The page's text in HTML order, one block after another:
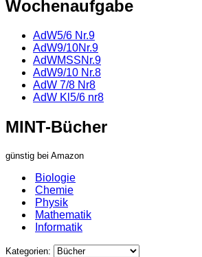
Wochenaufgabe
AdW5/6 Nr.9
AdW9/10Nr.9
AdWMSSNr.9
AdW9/10 Nr.8
AdW 7/8 Nr8
AdW Kl5/6 nr8
MINT-Bücher
günstig bei Amazon
Biologie
Chemie
Physik
Mathematik
Informatik
Kategorien: